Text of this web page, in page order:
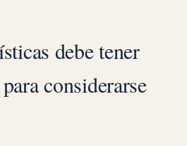
debe tener
considerarse